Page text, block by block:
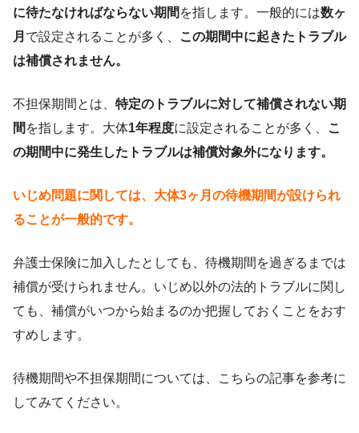
に待たなければならない期間 を指します。一般的には数ヶ
月 で設定されることが多く、
この期間中に起きたトラブル
は補償されません。
不担保期間とは、 特定のトラブルに対して補償されない期
間 を指します。大体1年程度に設定されることが多く、
こ
の期間中に発生したトラブルは補償対象外になります。
いじめ問題に関しては、大体3ヶ月の待機期間が設けられ
ることが一般的です。
弁護士保険に加入したとしても、待機期間を過ぎるまでは
補償が受けられません。いじめ以外の法的トラブルに関し
ても、補償がいつから始まるのか把握しておくことをおす
すめします。
待機期間や不担保期間については、こちらの記事を参考に
してみてください。